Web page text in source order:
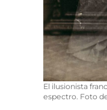
El ilusionista
espectro. Foto